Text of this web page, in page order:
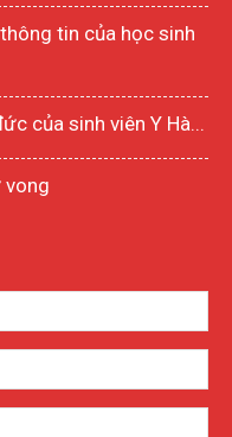
tin của học sinh
của sinh viên Y Hà...
vong